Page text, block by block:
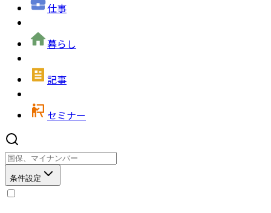
仕事
暮らし
記事
セミナー
条件設定